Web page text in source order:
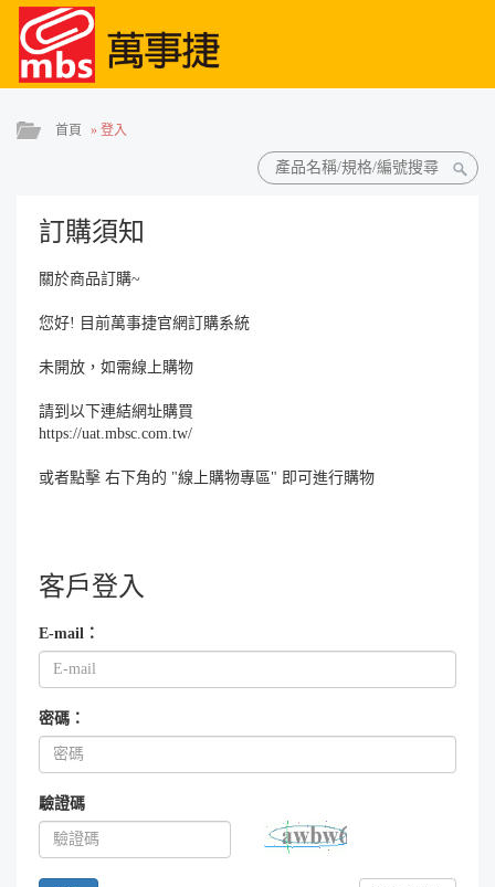
首頁 » 登入
訂購須知
關於商品訂購~
您好! 目前萬事捷官網訂購系統
未開放，如需線上購物
請到以下連結網址購買
https://uat.mbsc.com.tw/
或者點擊 右下角的 "線上購物專區" 即可進行購物
客戶登入
E-mail：
密碼：
驗證碼